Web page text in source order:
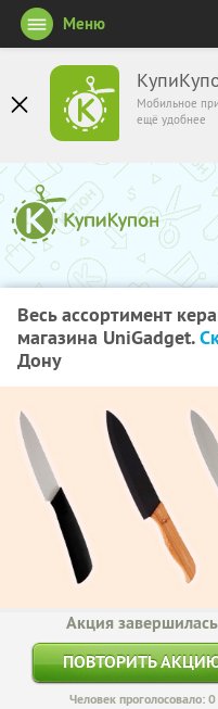
Мобильное
ещё удобнее
Меню
Весь ассортимент
магазина UniGadget.
Дону
Акция завершилась
ПОВТОРИТЬ
Человек проголосовало: 0